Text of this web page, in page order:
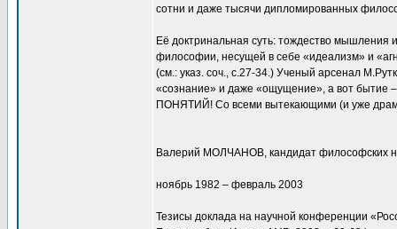
сотни и даже тысячи дипломированных
Её доктринальная суть: тождество мышления
философии, несущей в себе «идеализм» и
(см.: указ. соч., с.27-34.) Ученый арсенал
«сознание» и даже «ощущение», а вот бытие
ПОНЯТИЙ! Со всеми вытекающими (и уже
Валерий МОЛЧАНОВ, кандидат философских
ноябрь 1982 – февраль 2003
Тезисы доклада на научной конференции